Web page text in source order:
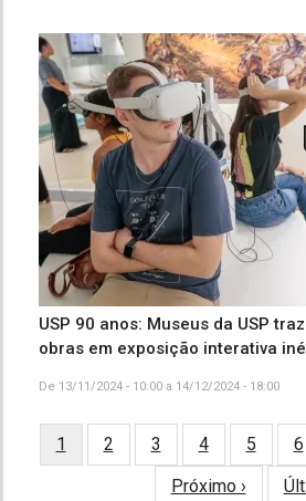
USP 90 anos: Museus da USP
obras em exposição interativa
De 13/11/2024 - 10:00 a 14/12/2024 - 18:00
PAGINAÇÃO
Página
1 Page
2 Page
3 Page
4 Page
5 6
Próxima
Próximo ›